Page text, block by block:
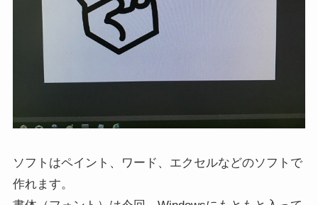
ソフトはペイント、ワード、エクセルなどのソフトで
作れます。